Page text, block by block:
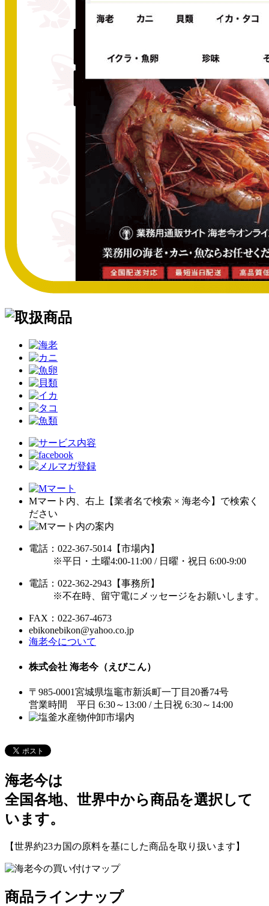
Mマート内、右上【業者名で検索 × 海老今】で検索く
ださい
電話：022-367-5014【市場内】
※平日・土曜4:00-11:00 / 日曜・祝日 6:00-9:00
電話：022-362-2943【事務所】
※不在時、留守電にメッセージをお願いします。
FAX：022-367-4673
ebikonebikon@yahoo.co.jp
海老今について
株式会社 海老今（えびこん）
〒985-0001宮城県塩竈市新浜町一丁目20番74号
営業時間 平日 6:30～13:00 / 土日祝 6:30～14:00
海老今は
全国各地、世界中から商品を選択して
います。
【世界約23カ国の原料を基にした商品を取り扱います】
商品ラインナップ